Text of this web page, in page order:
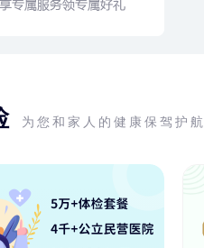
为您和家人的健康保驾护航